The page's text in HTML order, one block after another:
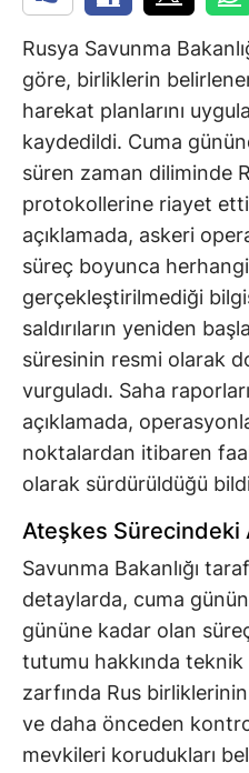
Rusya Savunma
göre, birliklerin
harekat planlarını
kaydedildi. Cuma
süren zaman diliminde
protokollerine riayet
açıklamada, askeri
süreç boyunca
gerçekleştirilmediği
saldırıların yeniden
süresinin resmi olarak
vurguladı. Saha
açıklamada,
noktalardan itibaren
olarak sürdürüldüğü
Ateşkes Sürecindeki
Savunma Bakanlığı
detaylarda, cuma
gününe kadar olan
tutumu hakkında
zarfında Rus
ve daha önceden
mevkileri korudukları